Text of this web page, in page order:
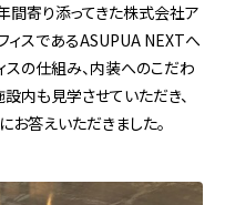
間寄り添ってきた株式会社ア
スであるASUPUA NEXTへ
スの仕組み、内装へのこだわ
内も見学させていただき、
答えいただきました。